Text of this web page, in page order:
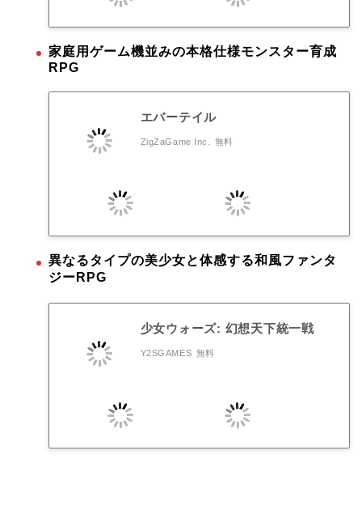
家庭用ゲーム機並みの本格仕様モンスター育成
RPG
エバーテイル
ZigZaGame Inc. 無料
異なるタイプの美少女と体感する和風ファンタ
ジーRPG
少女ウォーズ: 幻想天下統一戦
Y2SGAMES 無料